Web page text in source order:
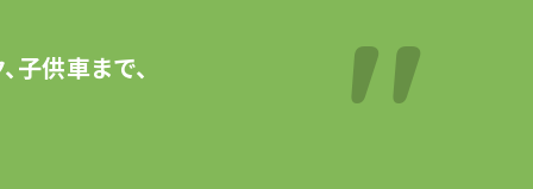
子供車まで、